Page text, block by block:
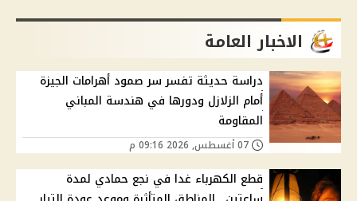
الاخبار العامة
دراسة حديثة تفسر سر صمود أهرامات الجيزة
أمام الزلازل ودورها في هندسة المباني
المقاومة
قطع الكهرباء غدا في نجع حمادي لمدة